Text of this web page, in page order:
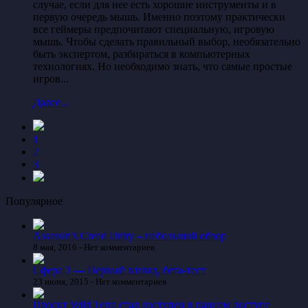
случае, если для нее есть хорошие инструменты и в
первую очередь мышь. Именно поэтому практически
все геймеры предпочитают специальную, игровую
мышь. Чтобы сделать правильный выбор, необязательно
быть экспертом, разбираться в компьютерных
технологиях. Но необходимо знать, что самые простые
игров...
Далее...
1
2
3
Популярное
Assassin’s Creed Unity – небольшой обзор
8 мая, 2016 - Нет комментариев
Сфера 3 — Первый взгляд, бета-тест
23 июня, 2015 - Нет комментариев
Проект Wild Terra стал доступен в раннем доступе